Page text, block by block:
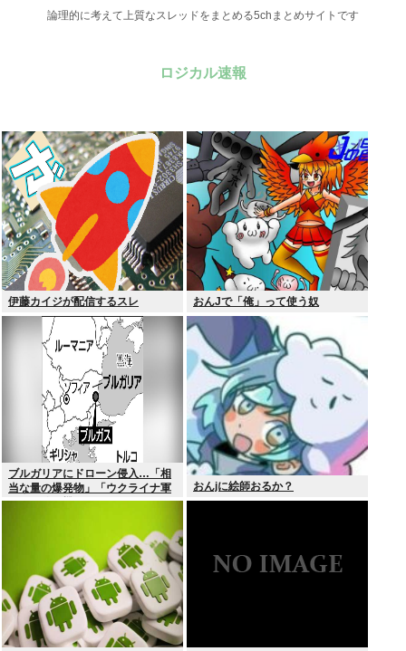
論理的に考えて上質なスレッドをまとめる5chまとめサイトです
ロジカル速報
伊藤カイジが配信するスレ おんJで「俺」って使う奴
ブルガリアにドローン侵入…「相
当な量の爆発物」「ウクライナ軍
がよく使う機種」
おんjに絵師おるか？